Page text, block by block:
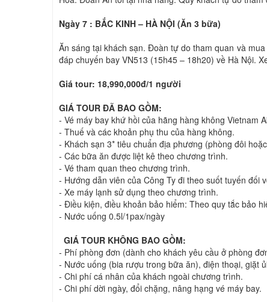
Ngày 7 : BẮC KINH – HÀ NỘI (Ăn 3 bữa)
Ăn sáng tại khách sạn. Đoàn tự do tham quan và
đáp chuyến bay VN513 (15h45 – 18h20) về Hà Nội.
Giá tour: 18,990,000đ/1 người
GIÁ TOUR ĐÃ BAO GỒM:
- Vé máy bay khứ hồi của hãng hàng không Vietnam
- Thuế và các khoản phụ thu của hàng không.
- Khách sạn 3* tiêu chuẩn địa phương (phòng đôi
- Các bữa ăn được liệt kê theo chương trình.
- Vé tham quan theo chương trình.
- Hướng dẫn viên của Công Ty đi theo suốt tuyến đối
- Xe máy lạnh sử dụng theo chương trình.
- Điều kiện, điều khoản bảo hiểm: Theo quy tắc bảo
- Nước uống 0.5l/1pax/ngày
GIÁ TOUR KHÔNG BAO GỒM:
- Phí phòng đơn (dành cho khách yêu cầu ở phòng
- Nước uống (bia rượu trong bữa ăn), điện thoại, giặt
- Chi phí cá nhân của khách ngoài chương trình.
- Chi phí dời ngày, đổi chặng, nâng hạng vé máy bay.